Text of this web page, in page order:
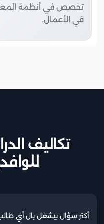
تخصص في أنظمة
في الأعمال.
تكاليف
أكتر سؤال بيشغل بال أي